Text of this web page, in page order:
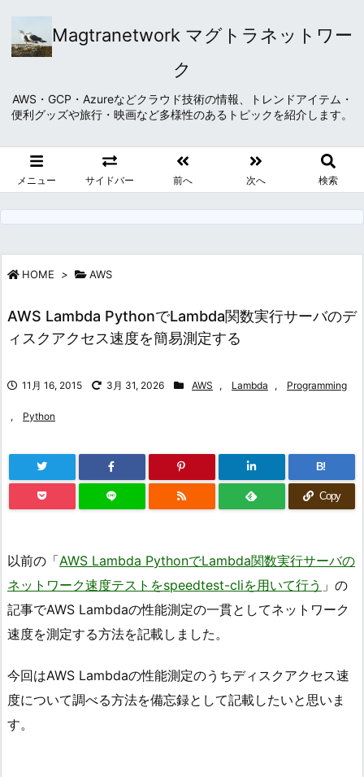
Magtranetwork マグトラネットワー
ク
AWS・GCP・Azureなどクラウド技術の情報、トレンドアイテム・
便利グッズや旅行・映画など多様性のあるトピックを紹介します。
メニュー サイドバー 前へ 次へ 検索
HOME > AWS
AWS Lambda PythonでLambda関数実行サーバのデ
ィスクアクセス速度を簡易測定する
11月 16, 2015 3月 31, 2026 AWS , Lambda , Programming
, Python
B!
Copy
以前の「AWS Lambda PythonでLambda関数実行サーバの
ネットワーク速度テストをspeedtest-cliを用いて行う 」の
記事でAWS Lambdaの性能測定の一貫としてネットワーク
速度を測定する方法を記載しました。
今回はAWS Lambdaの性能測定のうちディスクアクセス速
度について調べる方法を備忘録として記載したいと思いま
す。